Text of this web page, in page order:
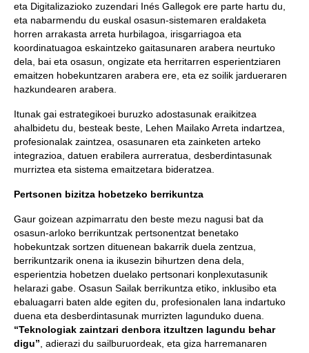
eta Digitalizazioko zuzendari Inés Gallegok ere parte hartu du,
eta nabarmendu du euskal osasun-sistemaren eraldaketa
horren arrakasta arreta hurbilagoa, irisgarriagoa eta
koordinatuagoa eskaintzeko gaitasunaren arabera neurtuko
dela, bai eta osasun, ongizate eta herritarren esperientziaren
emaitzen hobekuntzaren arabera ere, eta ez soilik jardueraren
hazkundearen arabera.
Itunak gai estrategikoei buruzko adostasunak eraikitzea
ahalbidetu du, besteak beste, Lehen Mailako Arreta indartzea,
profesionalak zaintzea, osasunaren eta zainketen arteko
integrazioa, datuen erabilera aurreratua, desberdintasunak
murriztea eta sistema emaitzetara bideratzea.
Pertsonen bizitza hobetzeko berrikuntza
Gaur goizean azpimarratu den beste mezu nagusi bat da
osasun-arloko berrikuntzak pertsonentzat benetako
hobekuntzak sortzen dituenean bakarrik duela zentzua,
berrikuntzarik onena ia ikusezin bihurtzen dena dela,
esperientzia hobetzen duelako pertsonari konplexutasunik
helarazi gabe. Osasun Sailak berrikuntza etiko, inklusibo eta
ebaluagarri baten alde egiten du, profesionalen lana indartuko
duena eta desberdintasunak murrizten lagunduko duena.
“Teknologiak zaintzari denbora itzultzen lagundu behar
digu” , adierazi du sailburuordeak, eta giza harremanaren